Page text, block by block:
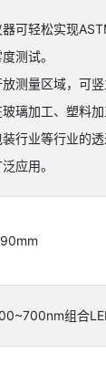
可轻松实现
测试。
测量区域，可竖
璃加工、塑料加
装行业等行业的
应用。
组合